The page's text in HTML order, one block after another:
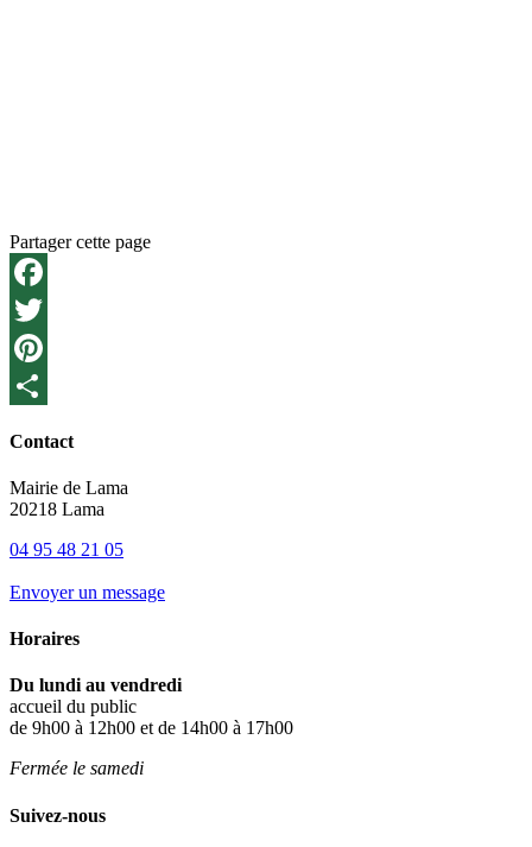
Partager cette page
Facebook
Twitter
Pinterest
Contact
Mairie de Lama
20218 Lama
04 95 48 21 05
Envoyer un message
Horaires
Du lundi au vendredi
accueil du public
de 9h00 à 12h00 et de 14h00 à 17h00
Fermée le samedi
Suivez-nous